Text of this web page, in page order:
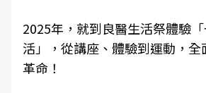
2025年，就到良醫生活祭體驗
活」，從講座、體驗到運動，
革命！